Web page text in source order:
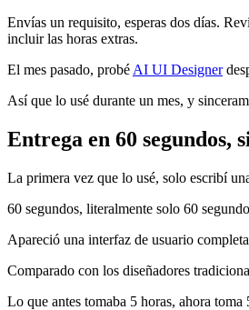
Envías un requisito, esperas dos días.
incluir las horas extras.
El mes pasado, probé AI UI Designer
Así que lo usé durante un mes, y
Entrega en 60 segundos,
La primera vez que lo usé, solo escribí
60 segundos, literalmente solo 60
Apareció una interfaz de usuario
Comparado con los diseñadores
Lo que antes tomaba 5 horas, ahora toma